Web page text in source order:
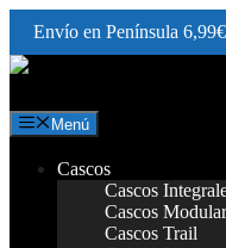
Envío en Península
Saltar
contenido
Menú
Cascos
Cascos
Cascos
Cascos Trail